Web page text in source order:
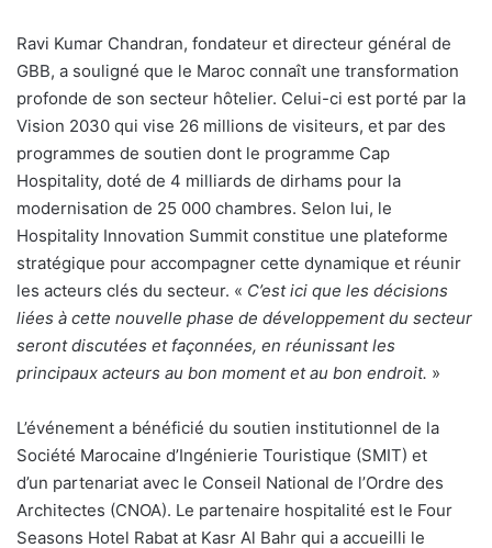
Ravi Kumar Chandran, fondateur et directeur général de
GBB, a souligné que le Maroc connaît une transformation
profonde de son secteur hôtelier. Celui-ci est porté par la
Vision 2030 qui vise 26 millions de visiteurs, et par des
programmes de soutien dont le programme Cap
Hospitality, doté de 4 milliards de dirhams pour la
modernisation de 25 000 chambres. Selon lui, le
Hospitality Innovation Summit constitue une plateforme
stratégique pour accompagner cette dynamique et réunir
les acteurs clés du secteur. « C’est ici que les décisions
liées à cette nouvelle phase de développement du secteur
seront discutées et façonnées, en réunissant les
principaux acteurs au bon moment et au bon endroit. »
L’événement a bénéficié du soutien institutionnel de la
Société Marocaine d’Ingénierie Touristique (SMIT) et
d’un partenariat avec le Conseil National de l’Ordre des
Architectes (CNOA). Le partenaire hospitalité est le Four
Seasons Hotel Rabat at Kasr Al Bahr qui a accueilli le